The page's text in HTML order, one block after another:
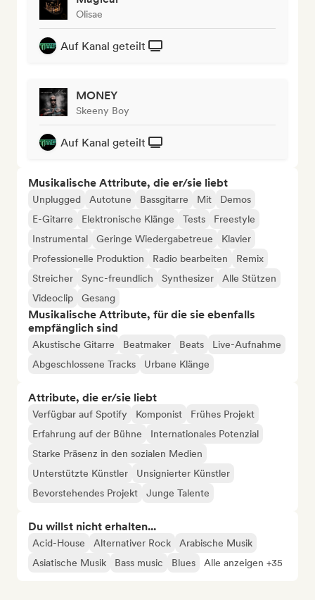
Olisae
Auf Kanal geteilt
MONEY
Skeeny Boy
Auf Kanal geteilt
Musikalische Attribute, die er/sie liebt
Unplugged Autotune Bassgitarre Mit
Demos
E-Gitarre
Elektronische Klänge Tests
Freestyle
Instrumental
Geringe Wiedergabetreue
Klavier
Professionelle Produktion
Radio bearbeiten
Remix
Streicher
Sync-freundlich Synthesizer
Alle Stützen
Videoclip
Gesang
Musikalische Attribute, für die sie ebenfalls
empfänglich sind
Akustische Gitarre Beatmaker Beats
Live-Aufnahme
Abgeschlossene Tracks
Urbane Klänge
Attribute, die er/sie liebt
Verfügbar auf Spotify Komponist
Frühes Projekt
Erfahrung auf der Bühne
Internationales Potenzial
Starke Präsenz in den sozialen Medien
Unterstützte Künstler
Unsignierter Künstler
Bevorstehendes Projekt
Junge Talente
Du willst nicht erhalten...
Acid-House Alternativer Rock
Arabische Musik
Asiatische Musik
Bass music Blues Alle anzeigen +35